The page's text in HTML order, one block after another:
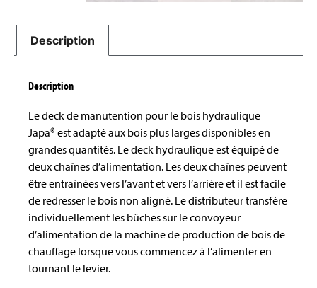
Description
Description
Le deck de manutention pour le bois hydraulique
Japa® est adapté aux bois plus larges disponibles en
grandes quantités. Le deck hydraulique est équipé de
deux chaînes d’alimentation. Les deux chaînes peuvent
être entraînées vers l’avant et vers l’arrière et il est facile
de redresser le bois non aligné. Le distributeur transfère
individuellement les bûches sur le convoyeur
d’alimentation de la machine de production de bois de
chauffage lorsque vous commencez à l’alimenter en
tournant le levier.